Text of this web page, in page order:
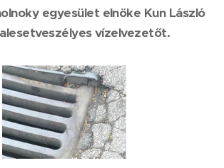
egyesület elnöke Kun László
vízelvezetőt.